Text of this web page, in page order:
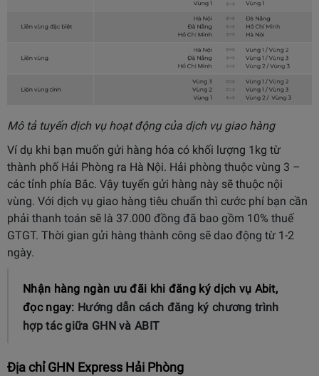
Mô tả tuyến dịch vụ hoạt động của dịch vụ giao hàng
Ví dụ khi bạn muốn gửi hàng hóa có khối lượng 1kg từ
thành phố Hải Phòng ra Hà Nội. Hải phòng thuộc vùng 3 –
các tỉnh phía Bắc. Vậy tuyến gửi hàng này sẽ thuộc nội
vùng. Với dịch vụ giao hàng tiêu chuẩn thì cước phí bạn cần
phải thanh toán sẽ là 37.000 đồng đã bao gồm 10% thuế
GTGT. Thời gian gửi hàng thành công sẽ dao động từ 1-2
ngày.
Nhận hàng ngàn ưu đãi khi đăng ký dịch vụ Abit,
đọc ngay: Hướng dẫn cách đăng ký chương trình
hợp tác giữa GHN và ABIT
Địa chỉ GHN Express Hải Phòng